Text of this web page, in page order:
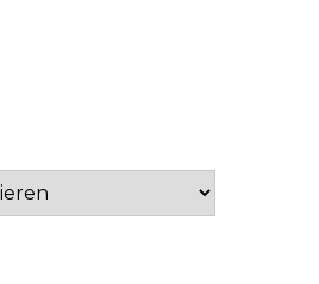
WEITER EINKAUFEN